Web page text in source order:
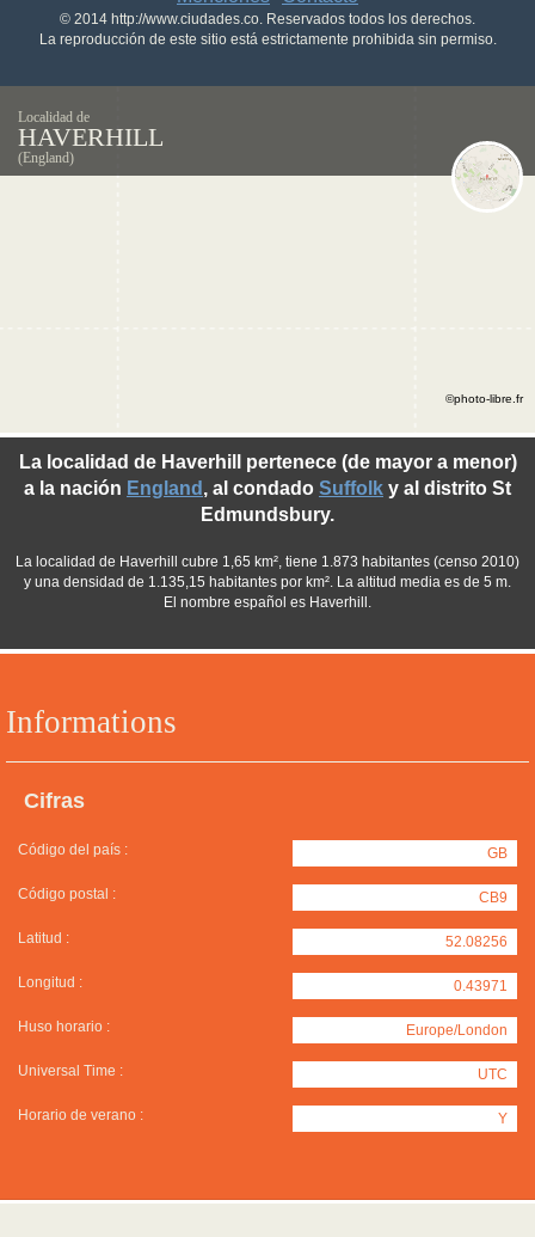
© 2014 http://www.ciudades.co. Reservados todos los derechos.
La reproducción de este sitio está estrictamente prohibida sin permiso.
Localidad de
HAVERHILL
(England)
Informations
Cifras
Código del país : GB
Código postal : CB9
Latitud : 52.08256
Longitud : 0.43971
Huso horario : Europe/London
Universal Time : UTC
Horario de verano : Y
La localidad de Haverhill pertenece (de mayor a menor)
a la nación England , al condado Suffolk y al distrito St
Edmundsbury.
La localidad de Haverhill cubre 1,65 km², tiene 1.873 habitantes (censo 2010)
y una densidad de 1.135,15 habitantes por km². La altitud media es de 5 m.
El nombre español es Haverhill.
©photo-libre.fr